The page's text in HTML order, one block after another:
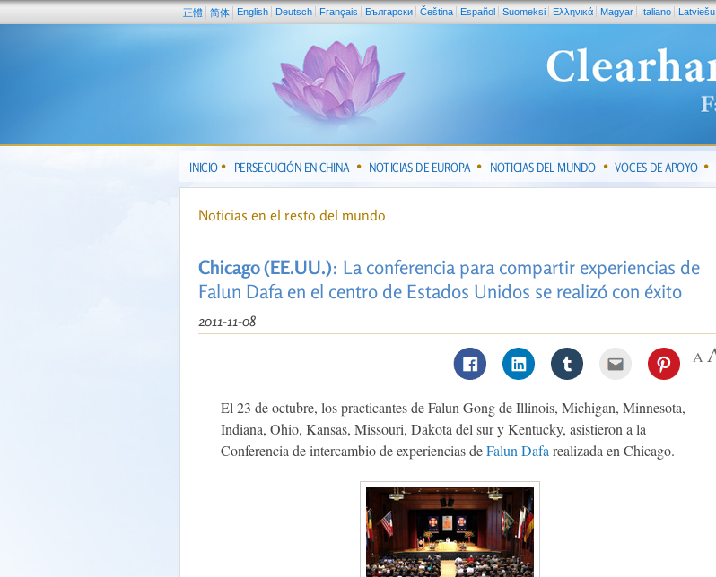
正體 简体 English Deutsch Français Български Čeština Español Suomeksi Ελληνικά Magyar Italiano Latviešu
INICIO PERSECUCIÓN EN CHINA NOTICIAS DE EUROPA NOTICIAS DEL MUNDO VOCES DE APOYO
Noticias en el resto del mundo
Chicago (EE.UU.): La conferencia para compartir experiencias de
Falun Dafa en el centro de Estados Unidos se realizó con éxito
2011-11-08
El 23 de octubre, los practicantes de Falun Gong de Illinois, Michigan, Minnesota,
Indiana, Ohio, Kansas, Missouri, Dakota del sur y Kentucky, asistieron a la
Conferencia de intercambio de experiencias deFalun Dafa realizada en Chicago.